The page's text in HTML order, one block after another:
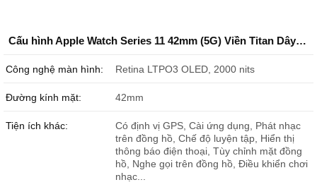
Cấu hình Apple Watch Series 11 42mm (5G) Viền Titan Dây Cao Su Size M/L Chính Hãng
Công nghệ màn hình: Retina LTPO3 OLED, 2000 nits
Đường kính mặt: 42mm
Tiện ích khác:
Có định vị GPS, Cài ứng dụng, Phát nhạc
trên đồng hồ, Chế độ luyện tập, Hiển thị
thông báo điện thoại, Tùy chỉnh mặt đồng
hồ, Nghe gọi trên đồng hồ, Điều khiển chơi
nhạc...